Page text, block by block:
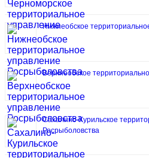
Нижнеобское
Верхнеобское
Сахалино-Курильское
Росрыболовства